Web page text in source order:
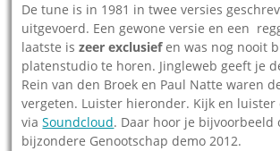
De tune is in 1981 in twee versies
uitgevoerd. Een gewone versie en een
laatste iszeer exclusiefen was nog nooit
platenstudio te horen. Jingleweb geeft je
Rein van den Broek en Paul Natte waren
vergeten. Luister hieronder. Kijk en luister
viaSoundcloud. Daar hoor je bijvoorbeeld
bijzondere Genootschap demo 2012.